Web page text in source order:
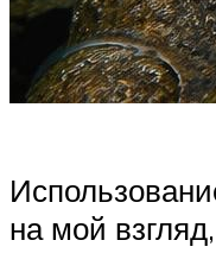
на мой